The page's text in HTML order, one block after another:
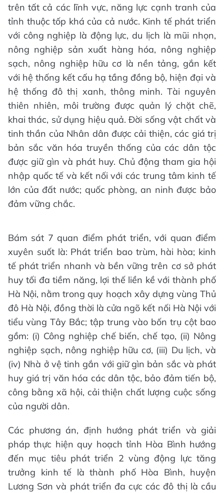
trên tất cả các lĩnh vực, năng lực cạnh tranh của
tỉnh thuộc tốp khá của cả nước. Kinh tế phát triển
với công nghiệp là động lực, du lịch là mũi nhọn,
nông nghiệp sản xuất hàng hóa, nông nghiệp
sạch, nông nghiệp hữu cơ là nền tảng, gắn kết
với hệ thống kết cấu hạ tầng đồng bộ, hiện đại và
hệ thống đô thị xanh, thông minh. Tài nguyên
thiên nhiên, môi trường được quản lý chặt chẽ,
khai thác, sử dụng hiệu quả. Đời sống vật chất và
tinh thần của Nhân dân được cải thiện, các giá trị
bản sắc văn hóa truyền thống của các dân tộc
được giữ gìn và phát huy. Chủ động tham gia hội
nhập quốc tế và kết nối với các trung tâm kinh tế
lớn của đất nước; quốc phòng, an ninh được bảo
đảm vững chắc.
Bám sát 7 quan điểm phát triển, với quan điểm
xuyên suốt là: Phát triển bao trùm, hài hòa; kinh
tế phát triển nhanh và bền vững trên cơ sở phát
huy tối đa tiềm năng, lợi thế liền kề với thành phố
Hà Nội, nằm trong quy hoạch xây dựng vùng Thủ
đô Hà Nội, đồng thời là cửa ngõ kết nối Hà Nội với
tiểu vùng Tây Bắc; tập trung vào bốn trụ cột bao
gồm: (i) Công nghiệp chế biến, chế tạo, (ii) Nông
nghiệp sạch, nông nghiệp hữu cơ, (iii) Du lịch, và
(iv) Nhà ở vệ tinh gắn với giữ gìn bản sắc và phát
huy giá trị văn hóa các dân tộc, bảo đảm tiến bộ,
công bằng xã hội, cải thiện chất lượng cuộc sống
của người dân.
Các phương án, định hướng phát triển và giải
pháp thực hiện quy hoạch tỉnh Hòa Bình hướng
đến mục tiêu phát triển 2 vùng động lực tăng
trưởng kinh tế là thành phố Hòa Bình, huyện
Lương Sơn và phát triển đa cực các đô thị là cầu